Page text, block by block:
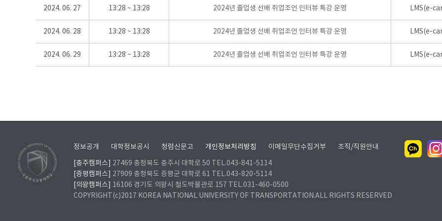
2024. 06. 27 13:28 ~ 13:28 2024년 졸업생 선배 취업조언 인터뷰 특강 운영 LMS(e-
2024. 06. 28 13:28 ~ 13:28 2024년 졸업생 선배 취업조언 인터뷰 특강 운영 LMS(e-
2024. 06. 29 13:28 ~ 13:28 2024년 졸업생 선배 취업조언 인터뷰 특강 운영 LMS(e-
정보공개 대학정보공시 청렴신문고 개인정보처리방침 이메일무단수집거부 조직/직원안내
[충주캠퍼스]
27469 충청북도 충주시 대학로 50 TEL.043-841-5114
[증평캠퍼스]
27909 충청북도 증평군 대학로 61 TEL.043-820-5114
[의왕캠퍼스]
16106 경기도 의왕시 철도박물관로 157 TEL.031-460-0500
COPYRIGHT(c)2017 KOREA NATIONAL UNIVERSITY OF TRANSPORTATION.ALL RIGHTS RESERVED